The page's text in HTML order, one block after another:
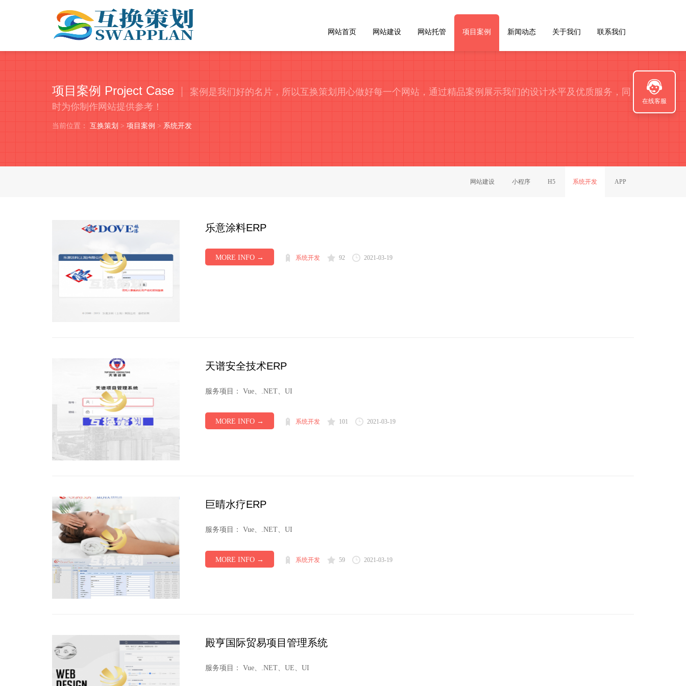
网站首页 网站建设 网站托管 项目案例 新闻动态 关于我们 联系我们
项目案例 Project Case
案例是我们好的名片，所以互换策划用心做好每一个网站，通过精品案例展示我们的设计水平及优质服务，同
时为你制作网站提供参考！
当前位置： 互换策划 > 项目案例 > 系统开发
网站建设 小程序 H5 系统开发 APP
乐意涂料ERP
MORE INFO → 系统开发 92 2021-03-19
天谱安全技术ERP
服务项目： Vue、.NET、UI
MORE INFO → 系统开发 101 2021-03-19
巨晴水疗ERP
服务项目： Vue、.NET、UI
MORE INFO → 系统开发 59 2021-03-19
殿亨国际贸易项目管理系统
服务项目： Vue、.NET、UE、UI
在线客服